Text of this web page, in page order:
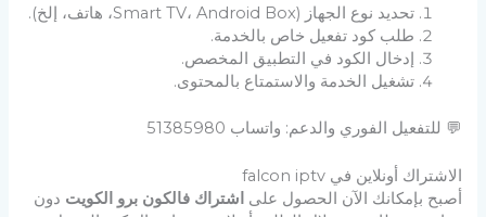
تحديد نوع الجهاز (Smart TV، Android Box، هاتف، إلخ).
طلب كود تفعيل خاص بالخدمة.
إدخال الكود في التطبيق المخصص.
تشغيل الخدمة والاستمتاع بالمحتوى.
💬 للتفعيل الفوري والدعم: واتساب 51385980
الاشتراك أونلاين في falcon iptv
أصبح بإمكانك الآن الحصول على اشتراك فالكون برو الكويت دون